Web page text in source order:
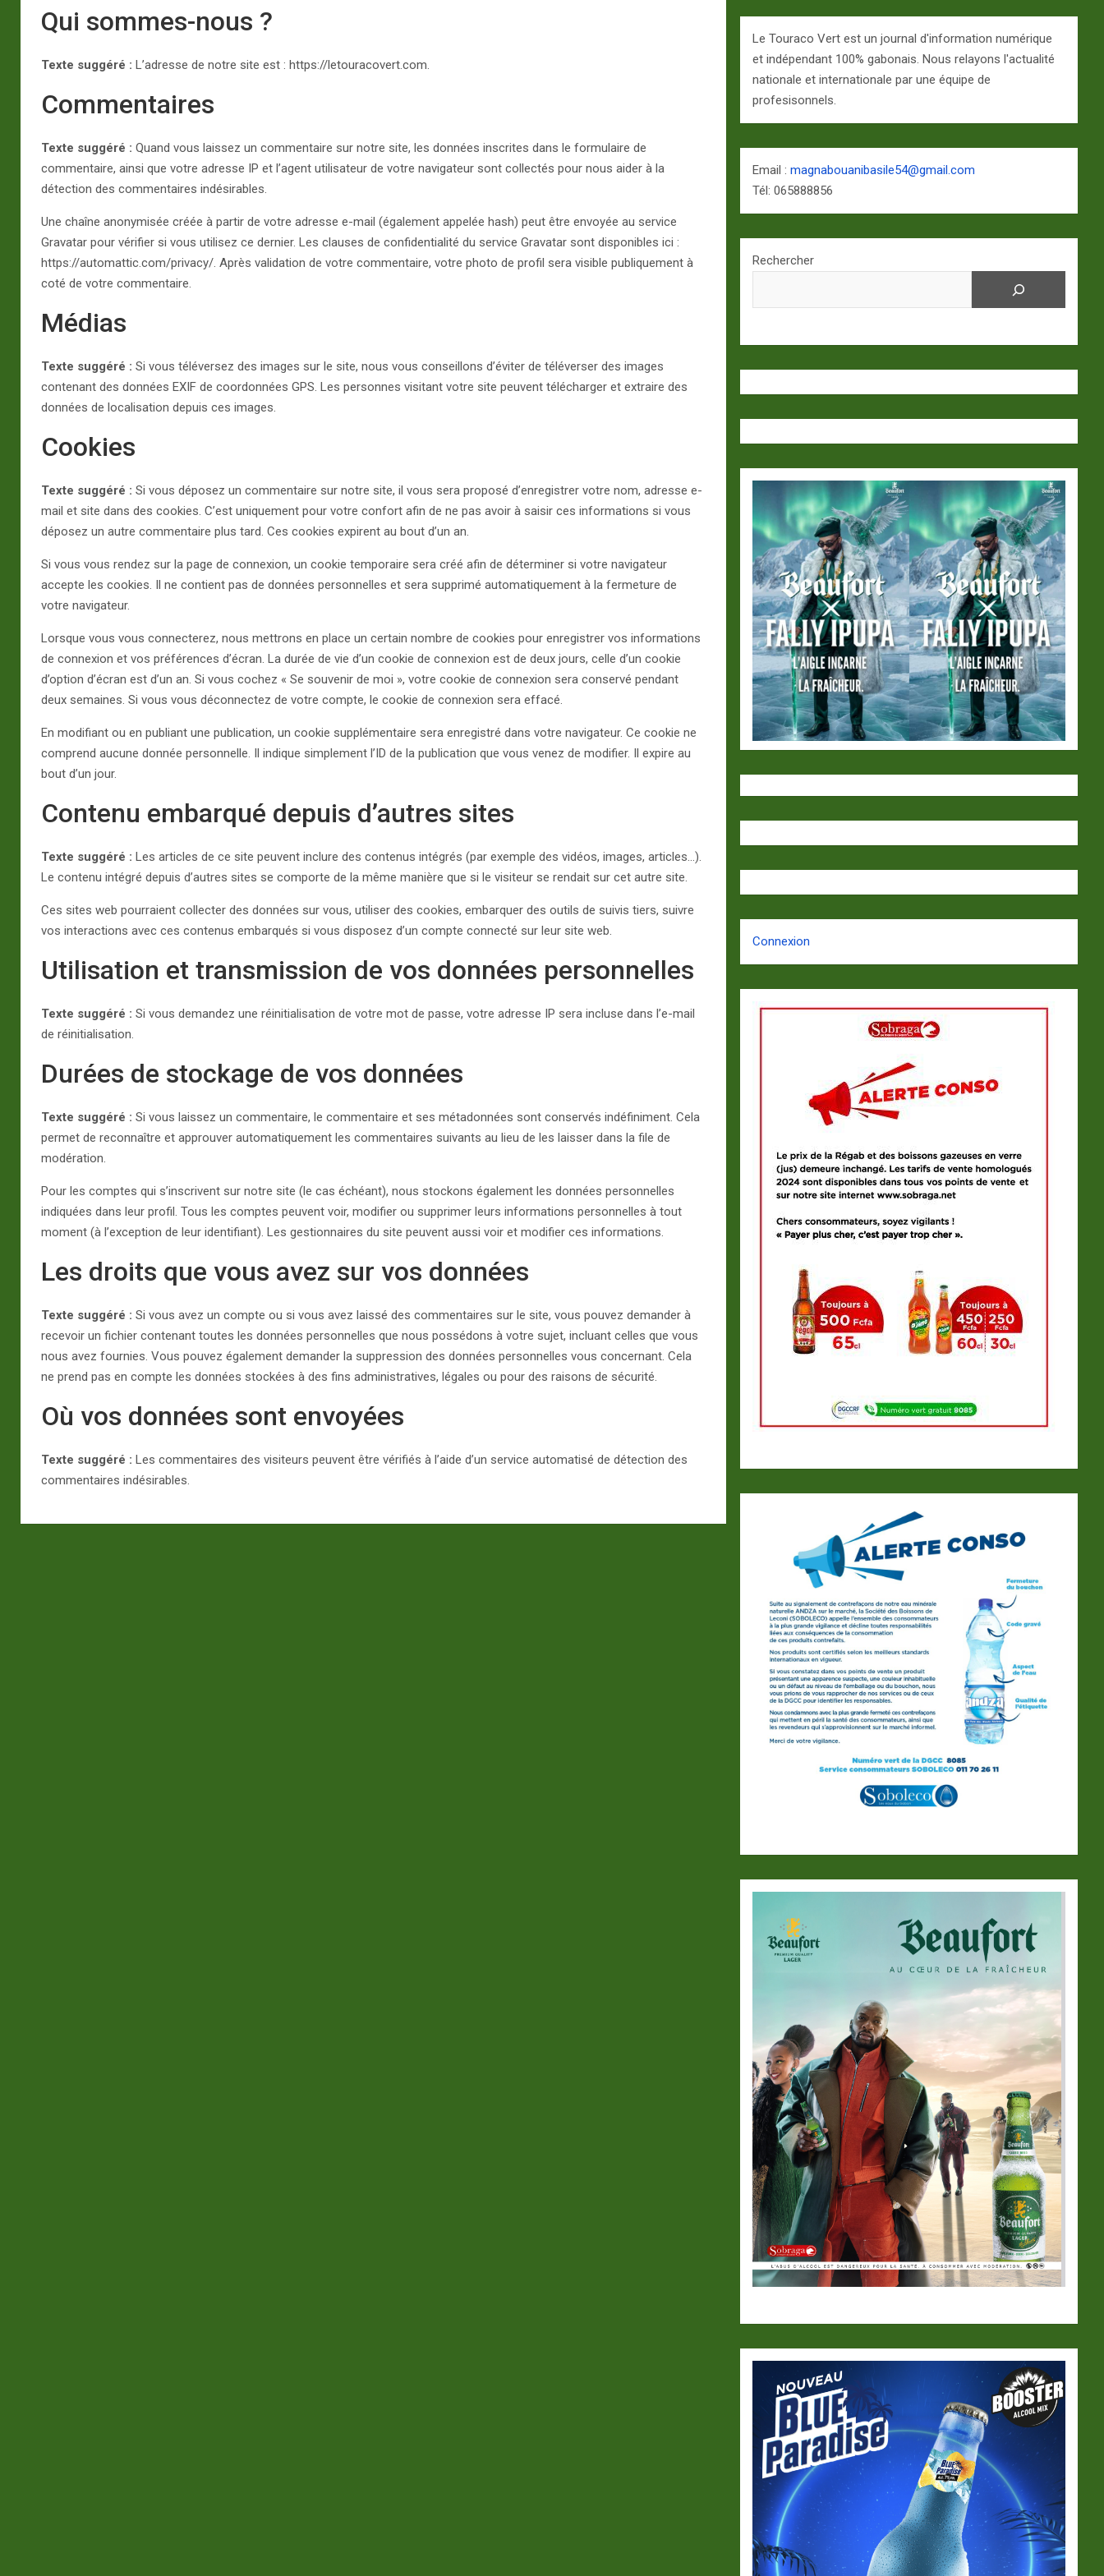
Qui sommes-nous ?
Texte suggéré : L’adresse de notre site est : https://letouracovert.com.
Commentaires
Texte suggéré : Quand vous laissez un commentaire sur notre site, les données inscrites dans le formulaire de
commentaire, ainsi que votre adresse IP et l’agent utilisateur de votre navigateur sont collectés pour nous aider à la
détection des commentaires indésirables.
Une chaîne anonymisée créée à partir de votre adresse e-mail (également appelée hash) peut être envoyée au service
Gravatar pour vérifier si vous utilisez ce dernier. Les clauses de confidentialité du service Gravatar sont disponibles ici :
https://automattic.com/privacy/. Après validation de votre commentaire, votre photo de profil sera visible publiquement à
coté de votre commentaire.
Médias
Texte suggéré : Si vous téléversez des images sur le site, nous vous conseillons d’éviter de téléverser des images
contenant des données EXIF de coordonnées GPS. Les personnes visitant votre site peuvent télécharger et extraire des
données de localisation depuis ces images.
Cookies
Texte suggéré : Si vous déposez un commentaire sur notre site, il vous sera proposé d’enregistrer votre nom, adresse e-
mail et site dans des cookies. C’est uniquement pour votre confort afin de ne pas avoir à saisir ces informations si vous
déposez un autre commentaire plus tard. Ces cookies expirent au bout d’un an.
Si vous vous rendez sur la page de connexion, un cookie temporaire sera créé afin de déterminer si votre navigateur
accepte les cookies. Il ne contient pas de données personnelles et sera supprimé automatiquement à la fermeture de
votre navigateur.
Lorsque vous vous connecterez, nous mettrons en place un certain nombre de cookies pour enregistrer vos informations
de connexion et vos préférences d’écran. La durée de vie d’un cookie de connexion est de deux jours, celle d’un cookie
d’option d’écran est d’un an. Si vous cochez « Se souvenir de moi », votre cookie de connexion sera conservé pendant
deux semaines. Si vous vous déconnectez de votre compte, le cookie de connexion sera effacé.
En modifiant ou en publiant une publication, un cookie supplémentaire sera enregistré dans votre navigateur. Ce cookie ne
comprend aucune donnée personnelle. Il indique simplement l’ID de la publication que vous venez de modifier. Il expire au
bout d’un jour.
Contenu embarqué depuis d’autres sites
Texte suggéré : Les articles de ce site peuvent inclure des contenus intégrés (par exemple des vidéos, images, articles…).
Le contenu intégré depuis d’autres sites se comporte de la même manière que si le visiteur se rendait sur cet autre site.
Ces sites web pourraient collecter des données sur vous, utiliser des cookies, embarquer des outils de suivis tiers, suivre
vos interactions avec ces contenus embarqués si vous disposez d’un compte connecté sur leur site web.
Utilisation et transmission de vos données personnelles
Texte suggéré : Si vous demandez une réinitialisation de votre mot de passe, votre adresse IP sera incluse dans l’e-mail
de réinitialisation.
Durées de stockage de vos données
Texte suggéré : Si vous laissez un commentaire, le commentaire et ses métadonnées sont conservés indéfiniment. Cela
permet de reconnaître et approuver automatiquement les commentaires suivants au lieu de les laisser dans la file de
modération.
Pour les comptes qui s’inscrivent sur notre site (le cas échéant), nous stockons également les données personnelles
indiquées dans leur profil. Tous les comptes peuvent voir, modifier ou supprimer leurs informations personnelles à tout
moment (à l’exception de leur identifiant). Les gestionnaires du site peuvent aussi voir et modifier ces informations.
Les droits que vous avez sur vos données
Texte suggéré : Si vous avez un compte ou si vous avez laissé des commentaires sur le site, vous pouvez demander à
recevoir un fichier contenant toutes les données personnelles que nous possédons à votre sujet, incluant celles que vous
nous avez fournies. Vous pouvez également demander la suppression des données personnelles vous concernant. Cela
ne prend pas en compte les données stockées à des fins administratives, légales ou pour des raisons de sécurité.
Où vos données sont envoyées
Texte suggéré : Les commentaires des visiteurs peuvent être vérifiés à l’aide d’un service automatisé de détection des
commentaires indésirables.
Le Touraco Vert est un journal d'information numérique
et indépendant 100% gabonais. Nous relayons l'actualité
nationale et internationale par une équipe de
profesisonnels.
Email :magnabouanibasile54@gmail.com
Tél: 065888856
Rechercher
Connexion